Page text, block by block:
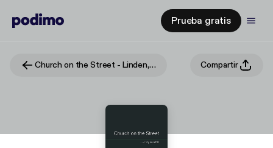
Prueba gratis
Church on the Street - Linden, MI Compartir